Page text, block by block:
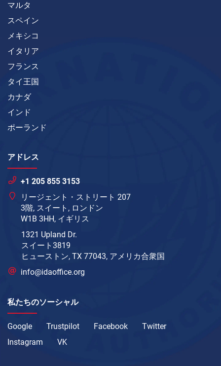
マルタ
スペイン
メキシコ
イタリア
フランス
タイ王国
カナダ
インド
ポーランド
アドレス
+1 205 855 3153
リージェント・ストリート 207
3階, スイート, ロンドン
W1B 3HH, イギリス
1321 Upland Dr.
スイート3819
ヒューストン, TX 77043, アメリカ合衆国
info@idaoffice.org
私たちのソーシャル
Google Trustpilot Facebook
Twitter
Instagram
VK